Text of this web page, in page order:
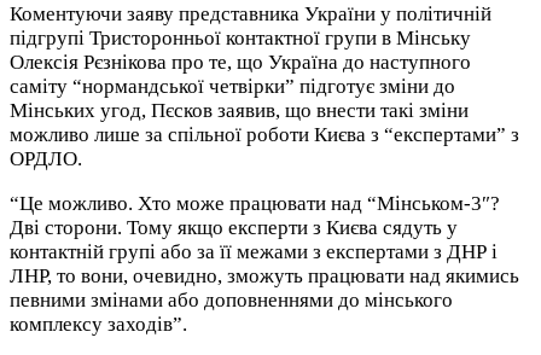
Коментуючи заяву представника України у політичній
підгрупі Тристоронньої контактної групи в Мінську
Олексія Рєзнікова про те, що Україна до наступного
саміту “нормандської четвірки” підготує зміни до
Мінських угод, Пєсков заявив, що внести такі зміни
можливо лише за спільної роботи Києва з “експертами” з
ОРДЛО.
“Це можливо. Хто може працювати над “Мінськом-3″?
Дві сторони. Тому якщо експерти з Києва сядуть у
контактній групі або за її межами з експертами з ДНР і
ЛНР, то вони, очевидно, зможуть працювати над якимись
певними змінами або доповненнями до мінського
комплексу заходів”.